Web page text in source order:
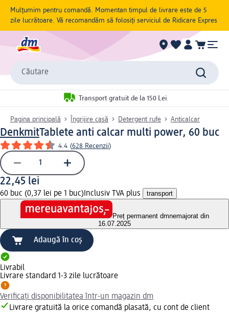
Mulțumim pentru comandă. Momentan timpul de livrare este de 5
zile lucrătoare. Vă recomandăm să folosiți serviciul de Ridicare Expres
Căutare
Transport gratuit de la 150 Lei
Pagina principală Îngrijire casă Detergent rufe Anticalcar
DenkmitTablete anti calcar multi power, 60 buc
4.4 (628 Recenzii)
22,45 lei
60 buc (0,37 lei pe 1 buc) Inclusiv TVA plus transport
Preț permanent dmnemajorat din
16.07.2025
Adaugă în coș
Livrabil
Livrare standard 1-3 zile lucrătoare
Verificați disponibilitatea într-un magazin dm
Livrare gratuită la orice comandă plasată, cu cont de client